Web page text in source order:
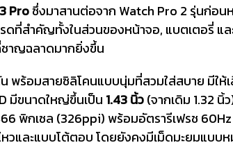
Proซึ่งมาสานต่อจาก Watch Pro 2 รุ่นก่อน
ดที่สำคัญทั้งในส่วนของหน้าจอ, แบตเตอรี่ แ
ชาญฉลาดมากยิ่งขึ้น
พร้อมสายซิลิโคนแบบนุ่มที่สวมใส่สบาย มีให้
มีขนาดใหญ่ขึ้นเป็น 1.43 นิ้ว(จากเดิม 1.32 นิ้
พิกเซล (326ppi) พร้อมอัตรารีเฟรช 60Hz
วและแบบโต้ตอบ โดยยังคงมีเม็ดมะยมแบบ